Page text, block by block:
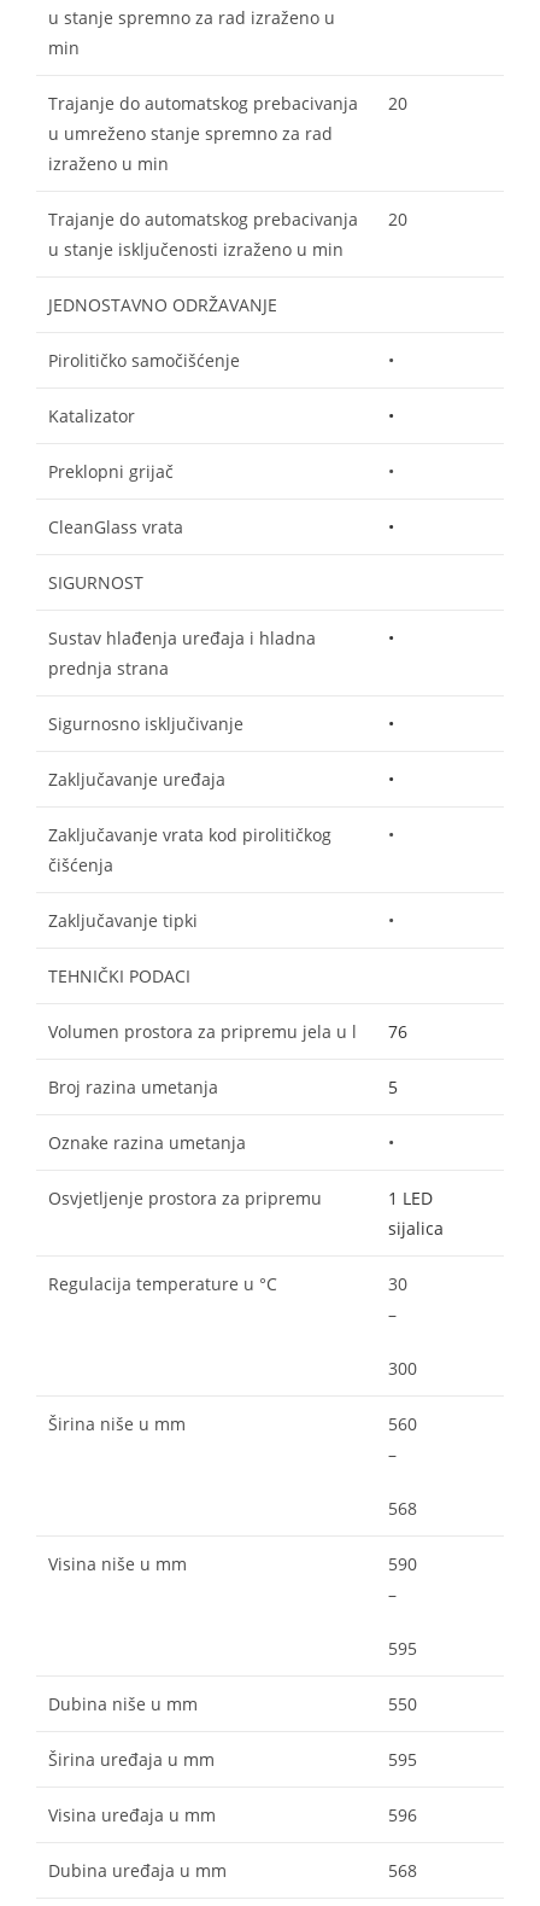
u stanje spremno za rad izraženo u
min
Trajanje do automatskog prebacivanja
u umreženo stanje spremno za rad
izraženo u min
20
Trajanje do automatskog prebacivanja
u stanje isključenosti izraženo u min
20
JEDNOSTAVNO ODRŽAVANJE
Pirolitičko samočišćenje •
Katalizator •
Preklopni grijač •
CleanGlass vrata •
SIGURNOST
Sustav hlađenja uređaja i hladna
prednja strana
•
Sigurnosno isključivanje •
Zaključavanje uređaja •
Zaključavanje vrata kod pirolitičkog
čišćenja
•
Zaključavanje tipki •
TEHNIČKI PODACI
Volumen prostora za pripremu jela u l 76
Broj razina umetanja 5
Oznake razina umetanja •
Osvjetljenje prostora za pripremu
1 LED
sijalica
Regulacija temperature u °C
30
–
300
Širina niše u mm
560
–
568
Visina niše u mm
590
–
595
Dubina niše u mm 550
Širina uređaja u mm 595
Visina uređaja u mm 596
Dubina uređaja u mm 568